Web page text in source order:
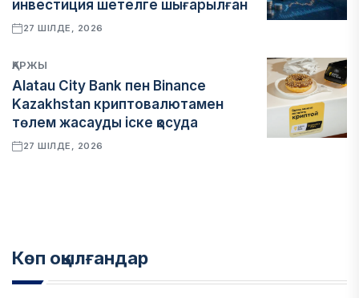
инвестиция шетелге шығарылған
27 ШІЛДЕ, 2026
ҚАРЖЫ
Alatau City Bank пен Binance
Kazakhstan криптовалютамен
төлем жасауды іске қосуда
27 ШІЛДЕ, 2026
Көп оқылғандар